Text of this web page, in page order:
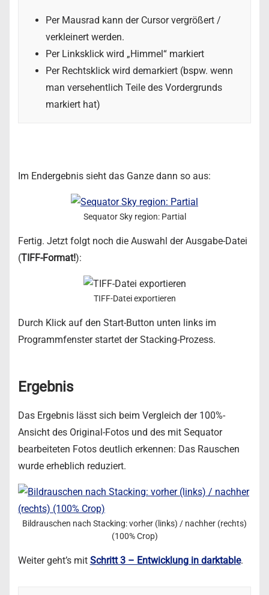
Per Mausrad kann der Cursor vergrößert /
verkleinert werden.
Per Linksklick wird „Himmel“ markiert
Per Rechtsklick wird demarkiert (bspw. wenn
man versehentlich Teile des Vordergrunds
markiert hat)
Im Endergebnis sieht das Ganze dann so aus:
Sequator Sky region: Partial
Fertig. Jetzt folgt noch die Auswahl der Ausgabe-Datei
(TIFF-Format!):
TIFF-Datei exportieren
Durch Klick auf den Start-Button unten links im
Programmfenster startet der Stacking-Prozess.
Ergebnis
Das Ergebnis lässt sich beim Vergleich der 100%-
Ansicht des Original-Fotos und des mit Sequator
bearbeiteten Fotos deutlich erkennen: Das Rauschen
wurde erheblich reduziert.
Bildrauschen nach Stacking: vorher (links) / nachher (rechts)
(100% Crop)
Weiter geht’s mit Schritt 3 – Entwicklung in darktable.